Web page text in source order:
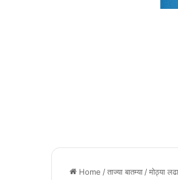
Home /ताज्या बातम्या /मोठ्या